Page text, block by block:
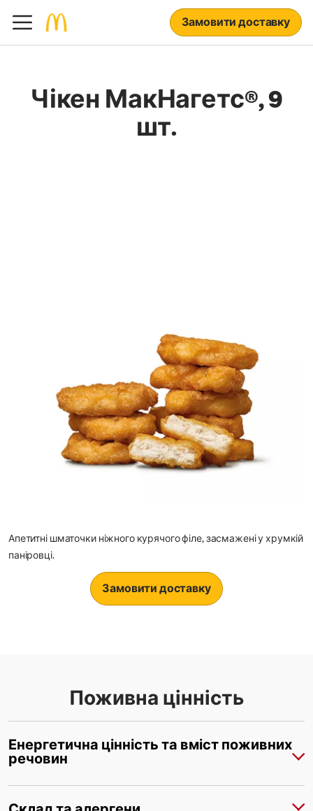
Замовити доставку
Чікен МакНагетс®, 9
шт.
Апетитні шматочки ніжного курячого філе, засмажені у хрумкій
паніровці.
Замовити доставку
Поживна цінність
Енергетична цінність та вміст поживних
речовин